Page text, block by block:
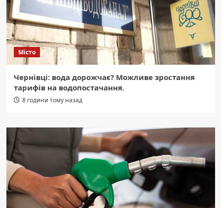
Місто
Чернівці: вода дорожчає? Можливе зростання
тарифів на водопостачання.
8 години тому назад